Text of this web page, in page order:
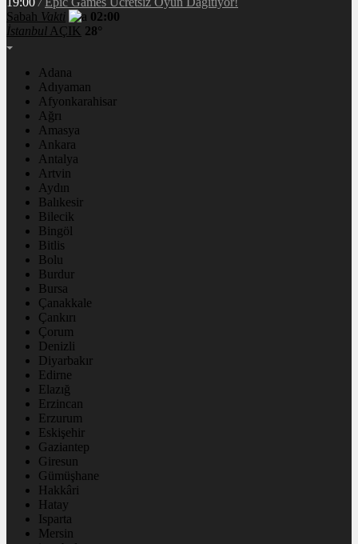
Sabah Vakti
02:00
İstanbul AÇIK 28°
Adana
Adıyaman
Afyonkarahisar
Ağrı
Amasya
Ankara
Antalya
Artvin
Aydın
Balıkesir
Bilecik
Bingöl
Bitlis
Bolu
Burdur
Bursa
Çanakkale
Çankırı
Çorum
Denizli
Diyarbakır
Edirne
Elazığ
Erzincan
Erzurum
Eskişehir
Gaziantep
Giresun
Gümüşhane
Hakkâri
Hatay
Isparta
Mersin